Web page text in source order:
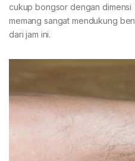
cukup bongsor dengan
memang sangat mendukung
dari jam ini.